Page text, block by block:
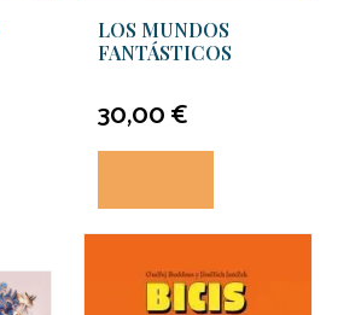
LOS MUNDOS
FANTÁSTICOS
30,00 €